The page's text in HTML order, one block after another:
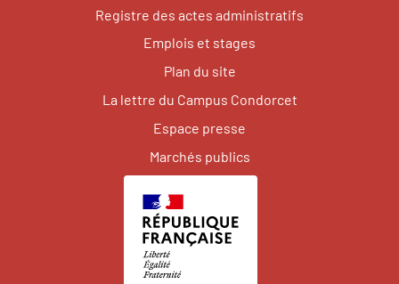
Registre des actes administratifs
Emplois et stages
Plan du site
La lettre du Campus Condorcet
Espace presse
Marchés publics